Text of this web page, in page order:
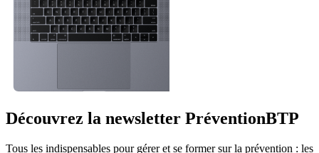
Découvrez la newsletter PréventionBTP
Tous les indispensables pour gérer et se former sur la prévention : les